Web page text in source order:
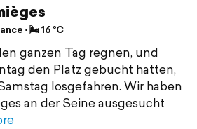
⋅ 🌬 16 °C
ganzen Tag regnen, und
den Platz gebucht hatten,
losgefahren. Wir haben
an der Seine ausgesucht